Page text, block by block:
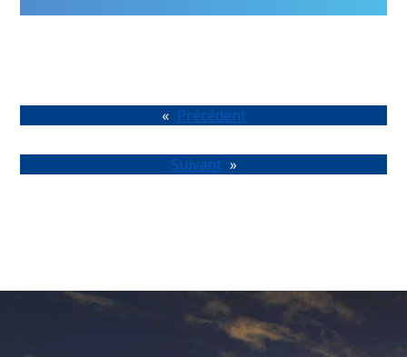
commanditaire dans le cadre de la promotion, ainsi qu’à tout
Promotion, le participant accepte que les Parties exonérées ne
soient en aucun cas responsables et soit tenu indemne par le
corporelle, perte ou dommage de quelque nature que ce soit, y
compris le décès, ou de dommages matériels, causés en tout
accepter d'y être lié.
Litiges : LES PARTICIPANTS/GAGNANTS CONVIENNENT QUE :
TOUS LES LITIGES ET QUESTIONS CONCERNANT LA
« Précédent
Suivant »